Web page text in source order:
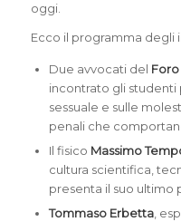
oggi.
Ecco il programma degli
Due avvocati del
incontrato gli studenti
sessuale e sulle
penali che
Il fisico Massimo
cultura scientifica,
presenta il suo ultimo
Tommaso Erbetta,